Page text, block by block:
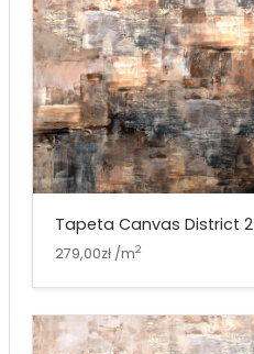
Tapeta Canvas District 2
279,00zł /m2